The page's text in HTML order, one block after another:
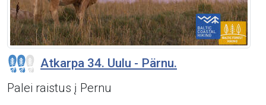
Atkarpa 34. Uulu - Pärnu.
Palei raistus į Pernu